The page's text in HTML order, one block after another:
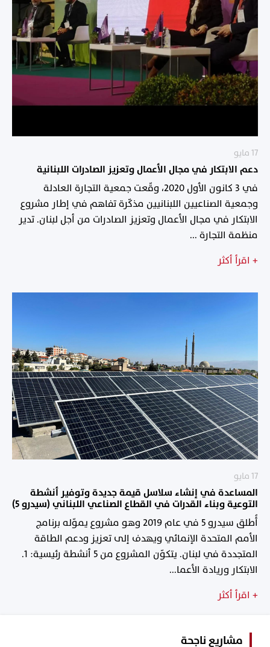
17 مايو
دعم الابتكار في مجال الأعمال وتعزيز الصادرات اللبنانية
في 3 كانون الأول 2020، وقّعت جمعية التجارة العادلة
وجمعية الصناعيين اللبنانيين مذكّرة تفاهم في إطار مشروع
الابتكار في مجال الأعمال وتعزيز الصادرات من أجل لبنان. تدير
منظمة التجارة ...
+ اقرأ أكثر
17 مايو
المساعدة في إنشاء سلاسل قيمة جديدة وتوفير أنشطة
التوعية وبناء القدرات في القطاع الصناعي اللبناني (سيدرو 5)
أُطلق سيدرو 5 في عام 2019 وهو مشروع يموّله برنامج
الأمم المتحدة الإنمائي ويهدف إلى تعزيز ودعم الطاقة
المتجددة في لبنان. يتكوّن المشروع من 5 أنشطة رئيسية: 1.
الابتكار وريادة الأعما...
+ اقرأ أكثر
مشاريع ناجحة